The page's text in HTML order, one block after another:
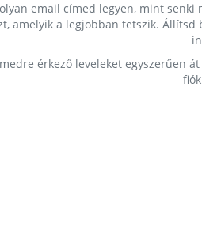
email címed legyen, mint
amelyik a legjobban tetszik.
érkező leveleket egyszerűen